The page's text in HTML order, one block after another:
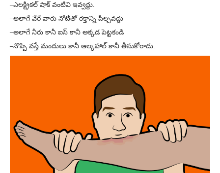
–ఎలక్ట్రికల్ షాక్ వంటివి ఇవ్వద్దు.
–అలాగే వేరే వారు నోటితో రక్తాన్ని పీల్చవద్దు
–అలాగే నీరు కానీ ఐస్ కానీ అక్కడ పెట్టకండి
–నొప్పి వస్తే మందులు కానీ ఆల్కహాల్ కానీ తీసుకోరాదు.